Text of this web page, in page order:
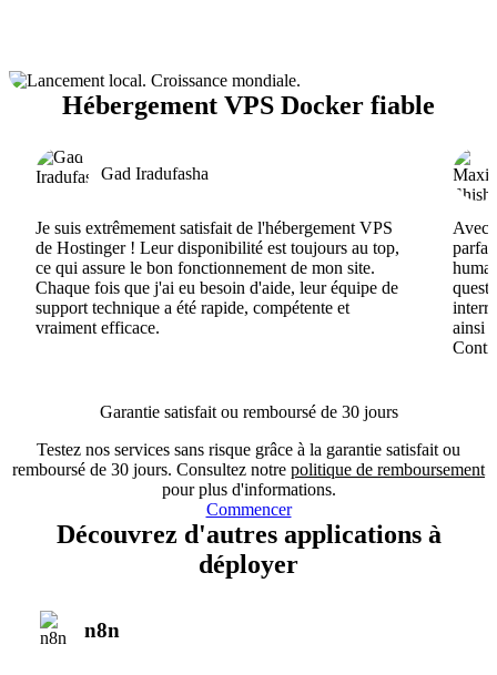
Hébergement VPS Docker fiable
Gad Iradufasha
Je suis extrêmement satisfait de l'hébergement VPS
de Hostinger ! Leur disponibilité est toujours au top,
ce qui assure le bon fonctionnement de mon site.
Chaque fois que j'ai eu besoin d'aide, leur équipe de
support technique a été rapide, compétente et
vraiment efficace.
Avec
ainsi
Garantie satisfait ou remboursé de 30 jours
Testez nos services sans risque grâce à la garantie satisfait ou
remboursé de 30 jours. Consultez notre politique de remboursement
pour plus d'informations.
Commencer
Découvrez d'autres applications à
déployer
n8n